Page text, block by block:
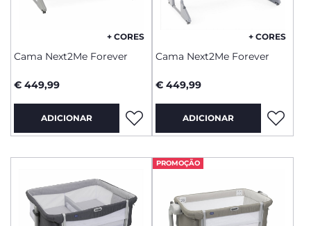
+ CORES
Cama Next2Me Forever
€ 449,99
ADICIONAR
+ CORES
Cama Next2Me Forever
€ 449,99
ADICIONAR
PROMOÇÃO